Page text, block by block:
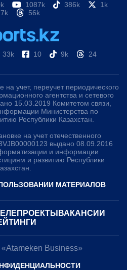
1087k 386k
1k
7k
56k
33k 10 9k 24
на учет, переучет периодического
агентства и сетевого
15.03.2019 Комитетом связи,
Министерства по
Республики Казахстан.
на учет отечественного
выдано 08.09.2016
и информации
и развитию Республики
МАТЕРИАЛОВ
ВАКАНСИИ
Business»